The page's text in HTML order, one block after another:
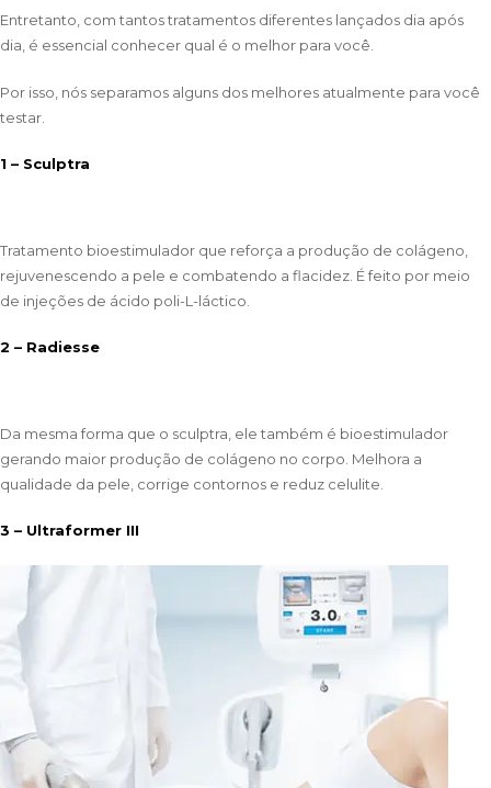
Entretanto, com tantos tratamentos diferentes lançados dia após
dia, é essencial conhecer qual é o melhor para você.
Por isso, nós separamos alguns dos melhores atualmente para você
testar.
1 – Sculptra
Tratamento bioestimulador que reforça a produção de colágeno,
rejuvenescendo a pele e combatendo a flacidez. É feito por meio
de injeções de ácido poli-L-láctico.
2 – Radiesse
Da mesma forma que o sculptra, ele também é bioestimulador
gerando maior produção de colágeno no corpo. Melhora a
qualidade da pele, corrige contornos e reduz celulite.
3 – Ultraformer III